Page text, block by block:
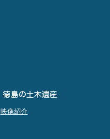
徳島の土木遺産
映像紹介